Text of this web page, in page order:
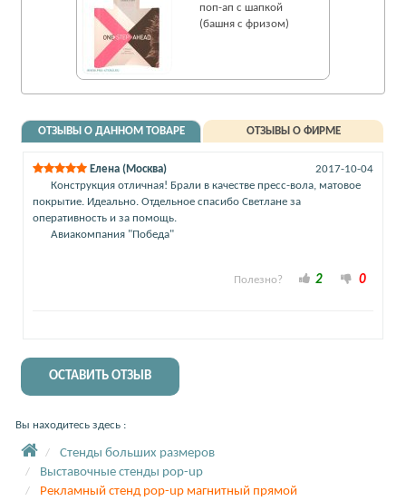
поп-ап с шапкой
(башня с фризом)
ОТЗЫВЫ О ДАННОМ ТОВАРЕ ОТЗЫВЫ О ФИРМЕ
Елена (Москва)
2017-10-04
Конструкция отличная! Брали в качестве пресс-вола, матовое
покрытие. Идеально. Отдельное спасибо Светлане за
оперативность и за помощь.
Авиакомпания "Победа"
Полезно? 2 0
ОСТАВИТЬ ОТЗЫВ
Вы находитесь здесь :
Стенды больших размеров
Выставочные стенды pop-up
Рекламный стенд pop-up магнитный прямой